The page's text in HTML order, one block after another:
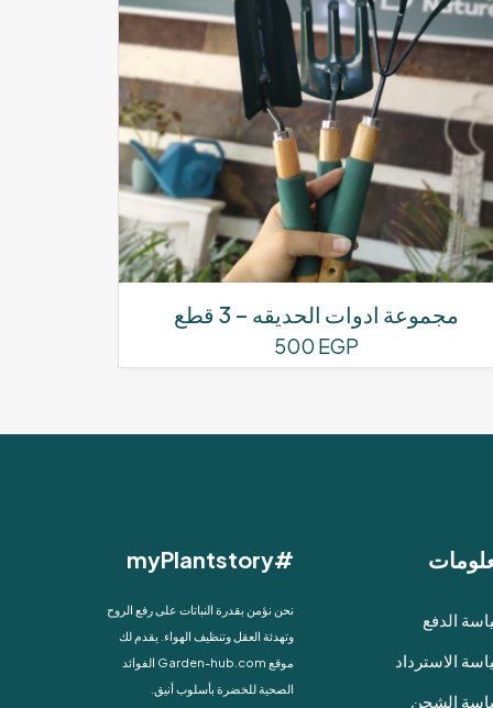
مجموعة ادوات الحديقه – 3 قطع
500 EGP
الدفع
الاسترداد
الشحن
#myPlantstory
نحن نؤمن بقدرة النباتات على رفع الروح
وتهدئة العقل وتنظيف الهواء. يقدم لك
موقع Garden-hub.com الفوائد
الصحية للخضرة بأسلوب أنيق.